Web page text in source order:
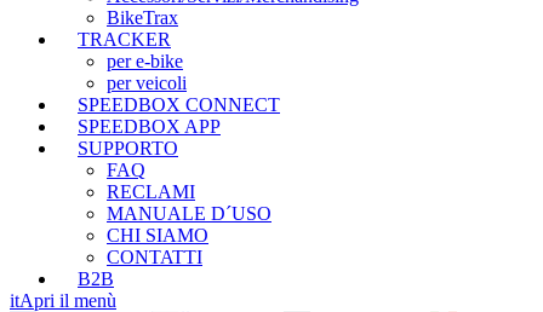
BikeTrax
TRACKER
per e-bike
per veicoli
SPEEDBOX CONNECT
SPEEDBOX APP
SUPPORTO
FAQ
RECLAMI
MANUALE D´USO
CHI SIAMO
CONTATTI
B2B
itApri il menù